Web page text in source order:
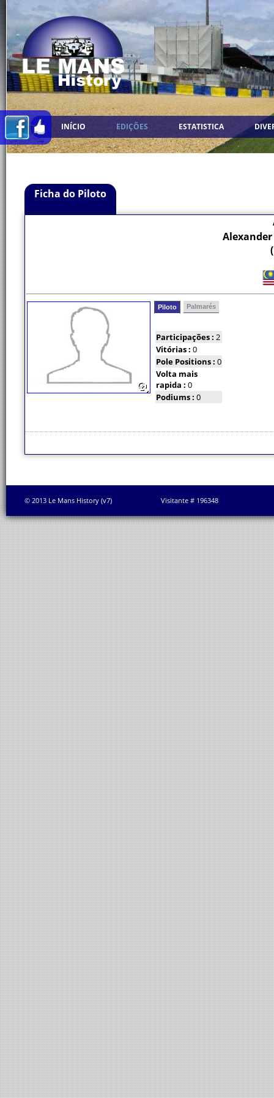
INÍCIO EDIÇÕES ESTATISTICA
Ficha do Piloto
Alexander
Piloto Palmarés
Participações : 2
Vitórias : 0
Pole Positions : 0
Volta mais
rapida : 0
Podiums : 0
© 2013 Le Mans History (v7) Visitante # 196348